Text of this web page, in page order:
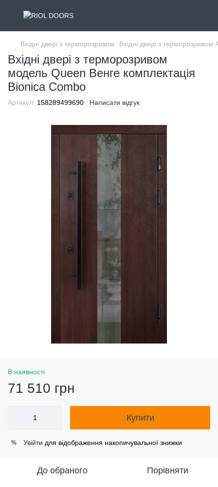
Вхідні двері з терморозривом Вхідні двері з терморозривом
Вхідні двері з терморозривом
модель Queen Венге комплектація
Bionica Combo
Артикул: 158289499690 Написати відгук
В наявності
71 510 грн
Купити
% Увійти для відображення накопичувальної знижки
До обраного Порівняти